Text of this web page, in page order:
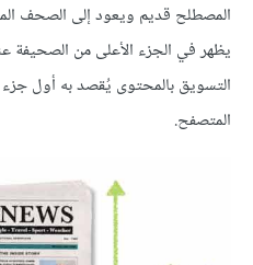
المصطلح قديم ويعود إلى الصحف
يظهر في الجزء الأعلى من الصحيفة
التسويق بالمحتوى يُقصد به أول
المتصفح.